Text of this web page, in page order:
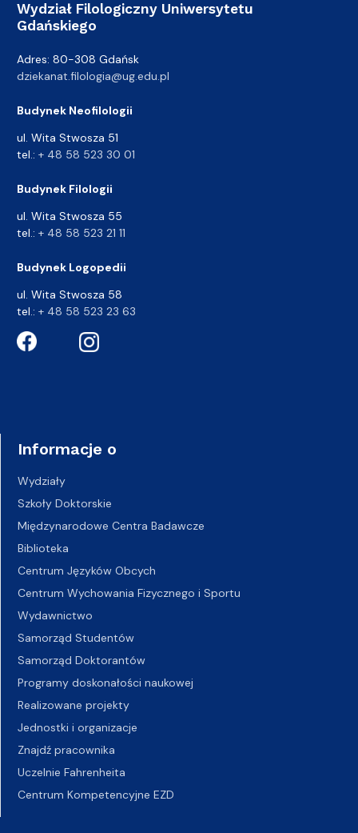
Wydział Filologiczny Uniwersytetu
Gdańskiego
Adres: 80-308 Gdańsk
dziekanat.filologia@ug.edu.pl
Budynek Neofilologii
ul. Wita Stwosza 51
tel.: + 48 58 523 30 01
Budynek Filologii
ul. Wita Stwosza 55
tel.: + 48 58 523 21 11
Budynek Logopedii
ul. Wita Stwosza 58
tel.: + 48 58 523 23 63
Informacje o
Wydziały
Szkoły Doktorskie
Międzynarodowe Centra Badawcze
Biblioteka
Centrum Języków Obcych
Centrum Wychowania Fizycznego i Sportu
Wydawnictwo
Samorząd Studentów
Samorząd Doktorantów
Programy doskonałości naukowej
Realizowane projekty
Jednostki i organizacje
Znajdź pracownika
Uczelnie Fahrenheita
Centrum Kompetencyjne EZD